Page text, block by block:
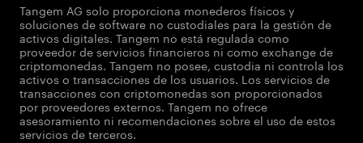
Tangem AG solo proporciona monederos físicos y
soluciones de software no custodiales para la gestión de
activos digitales. Tangem no está regulada como
proveedor de servicios financieros ni como exchange de
criptomonedas. Tangem no posee, custodia ni controla los
activos o transacciones de los usuarios. Los servicios de
transacciones con criptomonedas son proporcionados
por proveedores externos. Tangem no ofrece
asesoramiento ni recomendaciones sobre el uso de estos
servicios de terceros.